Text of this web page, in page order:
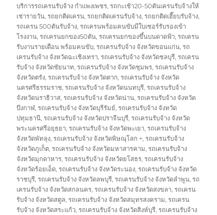
บริการรถเครนรับจ้าง กำแพงเพชร,รถกะเช้า20-50ตันเครนรับจ้างให้
เช่ารายวัน,รถยกติดเครน,รถยกติดเครนรับจ้าง,รถยกติดเฮี๊ยบรับจ้าง,
รถเครน 500ตันรับจ้าง,รถเครนพร้อมคนขับมีใบเซอร์รับรองเข้า
โรงงาน,รถเครนยกของ50ตัน,รถเครนยกของขึ้นบนดาดฟ้า,รถเครน
รับงานรายเดือน พร้อมคนขับ,รถเครนรับจ้าง จังหวัดขอนแก่น,รถ
เครนรับจ้าง จังหวัดฉะเชิงเทรา,รถเครนรับจ้าง จังหวัดชลบุรี,รถเครน
รับจ้าง จังหวัดชัยนาท,รถเครนรับจ้าง จังหวัดชุมพร,รถเครนรับจ้าง
จังหวัดตรัง,รถเครนรับจ้าง จังหวัดตาก,รถเครนรับจ้าง จังหวัด
นครศรีธรรมราช,รถเครนรับจ้าง จังหวัดนนทบุรี,รถเครนรับจ้าง
จังหวัดนราธิวาส,รถเครนรับจ้าง จังหวัดน่าน,รถเครนรับจ้าง จังหวัด
บึงกาฬ,รถเครนรับจ้าง จังหวัดบุรีรัมย์,รถเครนรับจ้าง จังหวัด
ปทุมธานี,รถเครนรับจ้าง จังหวัดปราจีนบุรี,รถเครนรับจ้าง จังหวัด
พระนครศรีอยุธยา,รถเครนรับจ้าง จังหวัดพะเยา,รถเครนรับจ้าง
จังหวัดพัทลุง,รถเครนรับจ้าง จังหวัดพิษณุโลก +,รถเครนรับจ้าง
จังหวัดภูเก็ต,รถเครนรับจ้าง จังหวัดมหาสารคาม,รถเครนรับจ้าง
จังหวัดมุกดาหาร,รถเครนรับจ้าง จังหวัดยโสธร,รถเครนรับจ้าง
จังหวัดร้อยเอ็ด,รถเครนรับจ้าง จังหวัดระนอง,รถเครนรับจ้าง จังหวัด
ราชบุรี,รถเครนรับจ้าง จังหวัดลพบุรี,รถเครนรับจ้าง จังหวัดลำพูน,รถ
เครนรับจ้าง จังหวัดสกลนคร,รถเครนรับจ้าง จังหวัดสงขลา,รถเครน
รับจ้าง จังหวัดสตูล,รถเครนรับจ้าง จังหวัดสมุทรสงคราม,รถเครน
รับจ้าง จังหวัดสระแก้ว,รถเครนรับจ้าง จังหวัดสิงห์บุรี,รถเครนรับจ้าง